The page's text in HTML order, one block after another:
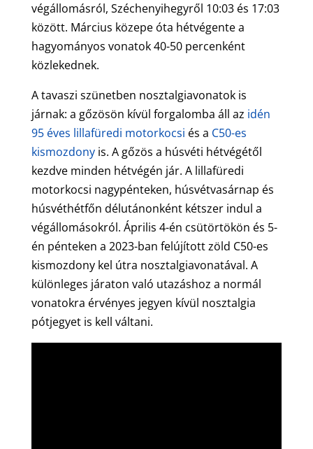
végállomásról, Széchenyihegyről 10:03 és 17:03
között. Március közepe óta hétvégente a
hagyományos vonatok 40-50 percenként
közlekednek.
A tavaszi szünetben nosztalgiavonatok is
járnak: a gőzösön kívül forgalomba áll az idén
95 éves lillafüredi motorkocsi és a C50-es
kismozdonyis. A gőzös a húsvéti hétvégétől
kezdve minden hétvégén jár. A lillafüredi
motorkocsi nagypénteken, húsvétvasárnap és
húsvéthétfőn délutánonként kétszer indul a
végállomásokról. Április 4-én csütörtökön és 5-
én pénteken a 2023-ban felújított zöld C50-es
kismozdony kel útra nosztalgiavonatával. A
különleges járaton való utazáshoz a normál
vonatokra érvényes jegyen kívül nosztalgia
pótjegyet is kell váltani.